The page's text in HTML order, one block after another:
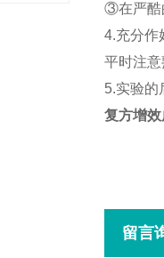
③在严酷
4.充分作
平时注
5.实验的
复方增
留言